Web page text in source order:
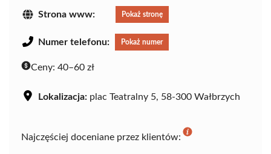
Strona www: Pokaż stronę
Numer telefonu: Pokaż numer
Ceny: 40–60 zł
Lokalizacja: plac Teatralny 5, 58-300 Wałbrzych
Najczęściej doceniane przez klientów: